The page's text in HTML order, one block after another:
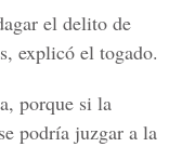
el delito de
explicó el togado.
porque si la
podría juzgar a la